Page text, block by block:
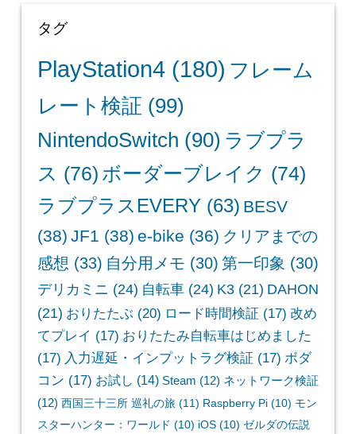
タグ
PlayStation4(180) フレーム
レート検証 (99)
NintendoSwitch (90) ラブプラ
ス (76) ボーダーブレイク (74)
ラブプラスEVERY(63) BESV
(38) JF1 (38) e-bike (36) クリアまでの
感想 (33) 自分用メモ (30) 第一印象 (30)
デリカミニ (24) 自転車(24) K3(21) DAHON
(21) おりたたぶ (20) ロード時間検証 (17) 改め
てプレイ (17) おりたたみ自転車はじめました
(17) 入力遅延・インプットラグ検証 (17) ボダ
コン (17) お試し (14) Steam (12) ネットワーク検証
(12) 西国三十三所 巡礼の旅(11) Raspberry Pi(10) モン
スターハンター：ワールド (10) iOS(10) ゼルダの伝説